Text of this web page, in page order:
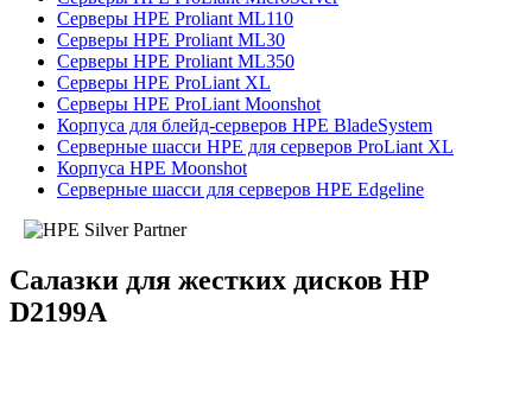
Серверы HPE Proliant ML110
Серверы HPE Proliant ML30
Серверы HPE Proliant ML350
Серверы HPE ProLiant XL
Серверы HPE ProLiant Moonshot
Корпуса для блейд-серверов HPE BladeSystem
Серверные шасси HPE для серверов ProLiant XL
Корпуса HPE Moonshot
Серверные шасси для серверов HPE Edgeline
Салазки для жестких дисков HP
D2199A